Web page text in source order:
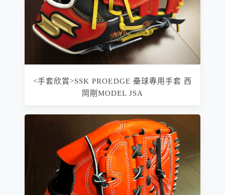
<手套欣賞>SSK PROEDGE 壘球專用手套 西
岡剛MODEL JSA